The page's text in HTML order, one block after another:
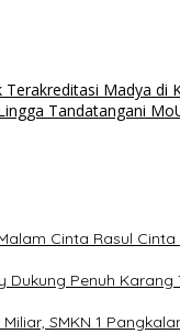
Madya di
Tandatangani
Cinta Rasul
Dukung Penuh
SMKN 1